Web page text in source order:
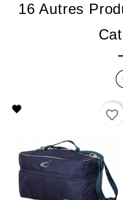
16 Autres
favorite_border